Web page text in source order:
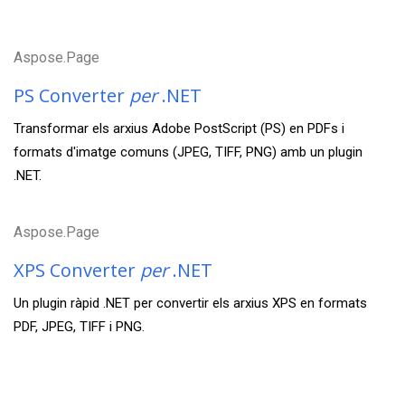
Aspose.Page
PS Converter per.NET
Transformar els arxius Adobe PostScript (PS) en PDFs i
formats d'imatge comuns (JPEG, TIFF, PNG) amb un plugin
.NET.
Aspose.Page
XPS Converter per.NET
Un plugin ràpid .NET per convertir els arxius XPS en formats
PDF, JPEG, TIFF i PNG.